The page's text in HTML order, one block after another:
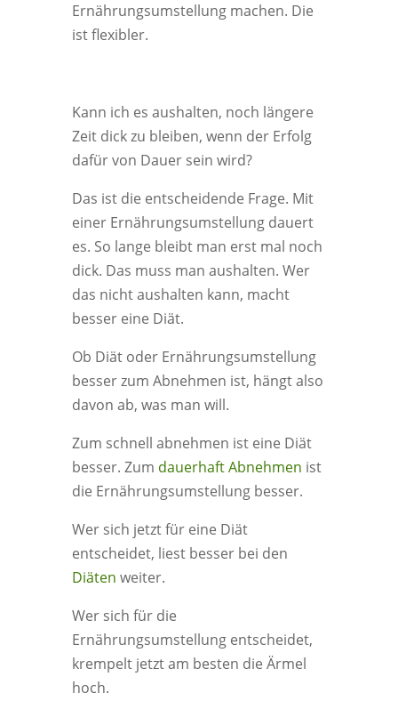
Ernährungsumstellung machen. Die
ist flexibler.
Kann ich es aushalten, noch längere
Zeit dick zu bleiben, wenn der Erfolg
dafür von Dauer sein wird?
Das ist die entscheidende Frage. Mit
einer Ernährungsumstellung dauert
es. So lange bleibt man erst mal noch
dick. Das muss man aushalten. Wer
das nicht aushalten kann, macht
besser eine Diät.
Ob Diät oder Ernährungsumstellung
besser zum Abnehmen ist, hängt also
davon ab, was man will.
Zum schnell abnehmen ist eine Diät
besser. Zum dauerhaft Abnehmen ist
die Ernährungsumstellung besser.
Wer sich jetzt für eine Diät
entscheidet, liest besser bei den
Diäten weiter.
Wer sich für die
Ernährungsumstellung entscheidet,
krempelt jetzt am besten die Ärmel
hoch.